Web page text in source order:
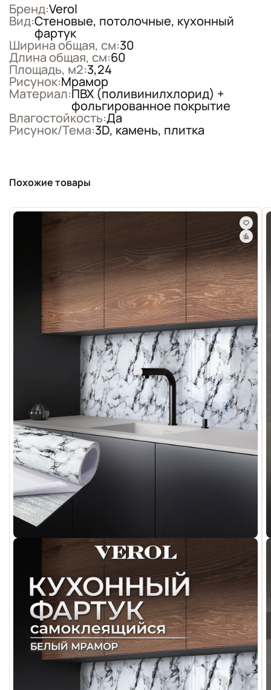
Бренд:Verol
Вид:Стеновые, потолочные, кухонный
фартук
Ширина общая, см:30
Длина общая, см:60
Площадь, м2:3,24
Рисунок:Мрамор
Материал:ПВХ (поливинилхлорид) +
фольгированное покрытие
Влагостойкость:Да
Рисунок/Тема:3D, камень, плитка
Похожие товары